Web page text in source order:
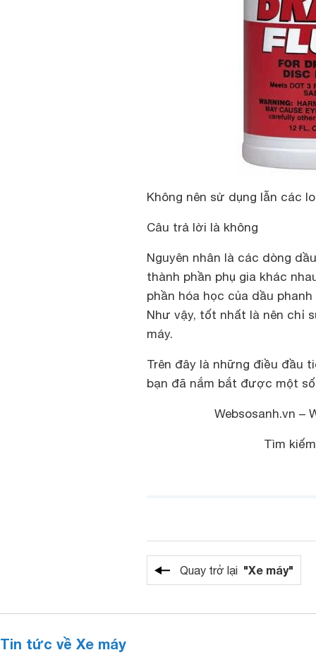
Không nên sử dụng lẫn các
Câu trả lời là không
Nguyên nhân là các dòng
thành phần phụ gia khác
phần hóa học của dầu
Như vậy, tốt nhất là nên chỉ
máy.
Trên đây là những điều đầu
bạn đã nắm bắt được một
Websosanh.vn –
Tìm
Quay trở lại "Xe máy"
Tin tức về Xe máy